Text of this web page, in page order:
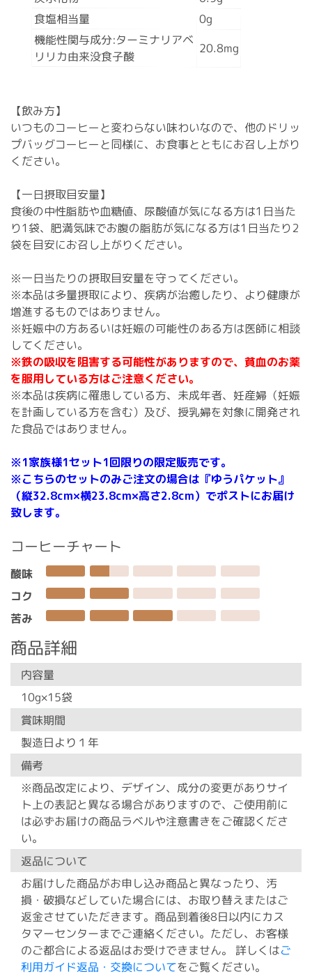
食塩相当量 0g
機能性関与成分:ターミナリアベ
リリカ由来没食子酸
20.8mg
【飲み方】
いつものコーヒーと変わらない味わいなので、他のドリッ
プバッグコーヒーと同様に、お食事とともにお召し上がり
ください。
【一日摂取目安量】
食後の中性脂肪や血糖値、尿酸値が気になる方は1日当た
り1袋、肥満気味でお腹の脂肪が気になる方は1日当たり2
袋を目安にお召し上がりください。
※一日当たりの摂取目安量を守ってください。
※本品は多量摂取により、疾病が治癒したり、より健康が
増進するものではありません。
※妊娠中の方あるいは妊娠の可能性のある方は医師に相談
してください。
※鉄の吸収を阻害する可能性がありますので、貧血のお薬
を服用している方はご注意ください。
※本品は疾病に罹患している方、未成年者、妊産婦（妊娠
を計画している方を含む）及び、授乳婦を対象に開発され
た食品ではありません。
※1家族様1セット1回限りの限定販売です。
※こちらのセットのみご注文の場合は『ゆうパケット』
（縦32.8cm×横23.8cm×高さ2.8cm）でポストにお届け
致します。
コーヒーチャート
酸味
コク
苦み
商品詳細
内容量
10g×15袋
賞味期間
製造日より１年
備考
※商品改定により、デザイン、成分の変更がありサイ
ト上の表記と異なる場合がありますので、ご使用前に
は必ずお届けの商品ラベルや注意書きをご確認くださ
い。
返品について
お届けした商品がお申し込み商品と異なったり、汚
損・破損などしていた場合には、お取り替えまたはご
返金させていただきます。商品到着後8日以内にカス
タマーセンターまでご連絡ください。ただし、お客様
のご都合による返品はお受けできません。 詳しくはご
利用ガイド返品・交換についてをご覧ください。